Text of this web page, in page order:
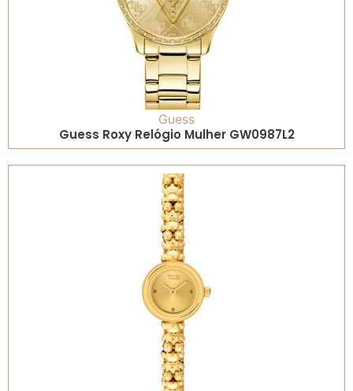
Guess
Guess Roxy Relógio Mulher GW0987L2